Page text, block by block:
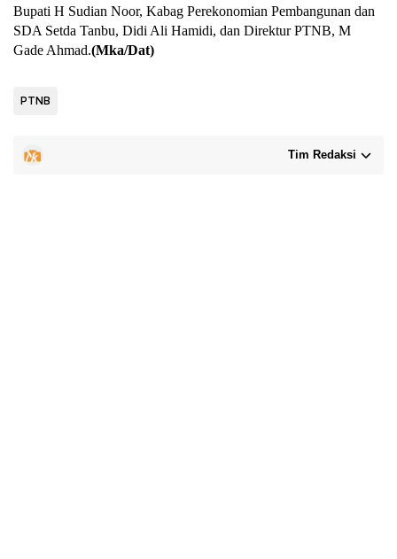
Bupati H Sudian Noor, Kabag Perekonomian Pembangunan dan
SDA Setda Tanbu, Didi Ali Hamidi, dan Direktur PTNB, M
Gade Ahmad.(Mka/Dat)
PTNB
Tim Redaksi